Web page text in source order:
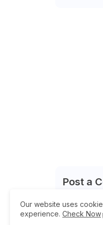
Post a
Please
Our website uses
experience. Check Now